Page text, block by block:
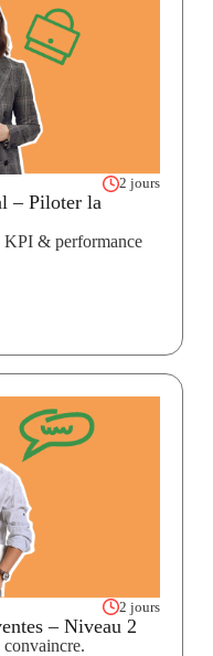
2 jours
– Piloter la
KPI & performance
2 jours
– Niveau 2
convaincre.